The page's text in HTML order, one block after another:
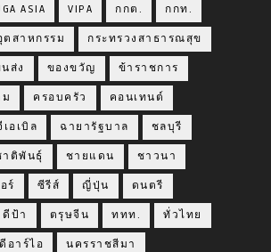
ASIA VIPA กกต. กกท.
ตสาหกรรม กระทรวงสาธารณสุข
ส่ง ของขวัญ ข้าราชการ
ครอบครัว คอนเทนต์
เอเบิล ฉายารัฐบาล ชลบุรี
าติพันธุ์ ชายแดน ชาวนา
ร์ ซีรีส์ ญี่ปุ่น ดนตรี
ดีป้า ตรุษจีน ททท. ทั่วไทย
อาร์ไอ นครราชสีมา